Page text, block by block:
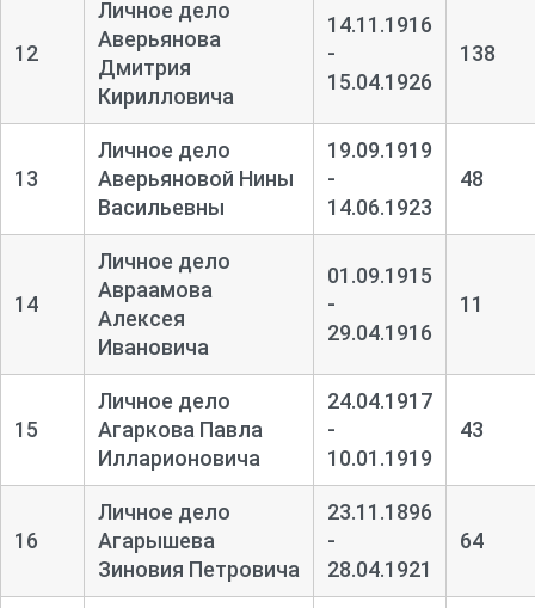
12
Личное дело
Аверьянова
Дмитрия
Кирилловича
14.11.1916
-
15.04.1926
138
13
Личное дело
Аверьяновой Нины
Васильевны
19.09.1919
-
14.06.1923
48
14
Личное дело
Авраамова
Алексея
Ивановича
01.09.1915
-
29.04.1916
11
15
Личное дело
Агаркова Павла
Илларионовича
24.04.1917
-
10.01.1919
43
16
Личное дело
Агарышева
Зиновия Петровича
23.11.1896
-
28.04.1921
64